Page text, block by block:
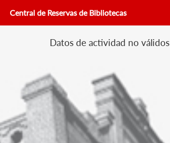
Central de Reservas de Bibliotecas
Datos de actividad no válidos